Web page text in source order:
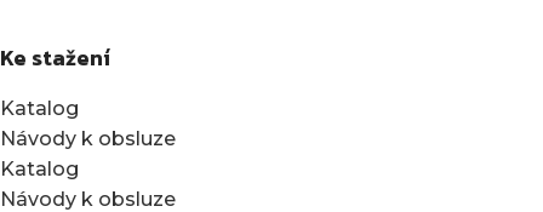
Ke stažení
Katalog
Návody k obsluze
Katalog
Návody k obsluze